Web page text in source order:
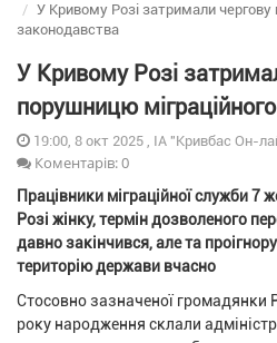
У Кривому Розі затримали чергову
законодавства
У Кривому Розі
порушницю
19:00, 8 окт 2025 , ІА "Кривбас Он-
Коментарів: 0
Працівники міграційної служби 7
Розі жінку, термін дозволеного
давно закінчився, але та
територію держави вчасно
Стосовно зазначеної громадянки
року народження склали